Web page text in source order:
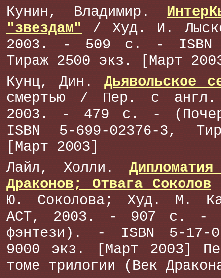
Кунин, Владимир.
"звездам" / Худ. И.
2003. - 509 с. - ISBN
Тираж 2500 экз. [Март
Кунц, Дин. Дьявольское
смертью / Пер. с
2003. - 479 с. -
ISBN 5-699-02376-3,
[Март 2003]
Лайл, Холли.
Драконов; Отвага Соколов
Ю. Соколова; Худ. М.
АСТ, 2003. - 907 с. -
фэнтези). - ISBN 5-17-
9000 экз. [Март 2003]
томе трилогии (Век